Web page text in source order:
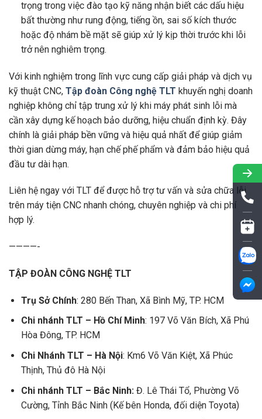
trọng trong việc đào tạo kỹ năng nhận biết các dấu hiệu
bất thường như rung động, tiếng ồn, sai số kích thước
hoặc độ nhám bề mặt sẽ giúp xử lý kịp thời trước khi lỗi
trở nên nghiêm trọng.
Với kinh nghiệm trong lĩnh vực cung cấp giải pháp và dịch vụ
kỹ thuật CNC, Tập đoàn Công nghệ TLT khuyến nghị doanh
nghiệp không chỉ tập trung xử lý khi máy phát sinh lỗi mà
cần xây dựng kế hoạch bảo dưỡng, hiệu chuẩn định kỳ. Đây
chính là giải pháp bền vững và hiệu quả nhất để giúp giảm
thời gian dừng máy, hạn chế phế phẩm và đảm bảo hiệu quả
đầu tư dài hạn.
Liên hệ ngay với TLT để được hỗ trợ tư vấn và sửa chữa lỗi
trên máy tiện CNC nhanh chóng, chuyên nghiệp và chi phí
hợp lý.
————-
TẬP ĐOÀN CÔNG NGHỆ TLT
Trụ Sở Chính: 280 Bến Than, Xã Bình Mỹ, TP. HCM
Chi nhánh TLT – Hồ Chí Minh: 197 Võ Văn Bích, Xã Phú
Hòa Đông, TP. HCM
Chi Nhánh TLT – Hà Nội: Km6 Võ Văn Kiệt, Xã Phúc
Thịnh, Thủ đô Hà Nội
Chi nhánh TLT – Bắc Ninh: Đ. Lê Thái Tổ, Phường Võ
Cường, Tỉnh Bắc Ninh (Kế bên Honda, đối diện Toyota)